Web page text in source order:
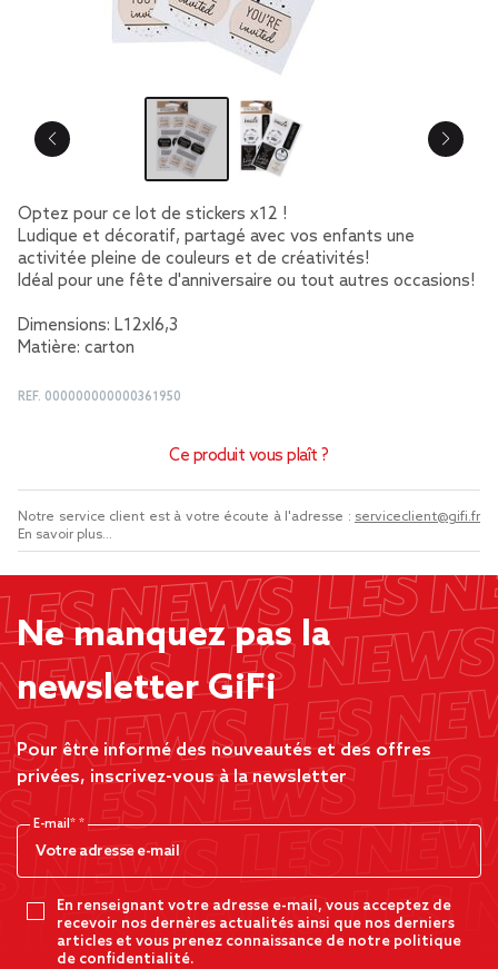
Optez pour ce lot de stickers x12 !
Ludique et décoratif, partagé avec vos enfants une
activitée pleine de couleurs et de créativités!
Idéal pour une fête d'anniversaire ou tout autres occasions!
Dimensions: L12xl6,3
Matière: carton
REF. 000000000000361950
Ce produit vous plaît ?
Notre service client est à votre écoute à l'adresse : serviceclient@gifi.fr
En savoir plus...
Ne manquez pas la
newsletter GiFi
Pour être informé des nouveautés et des offres
privées, inscrivez-vous à la newsletter
E-mail*
En renseignant votre adresse e-mail, vous acceptez de
recevoir nos dernères actualités ainsi que nos derniers
articles et vous prenez connaissance de notre politique
de confidentialité.